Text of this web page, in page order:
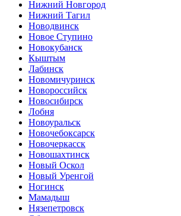
Нижний Новгород
Нижний Тагил
Новодвинск
Новое Ступино
Новокубанск
Кыштым
Лабинск
Новомичуринск
Новороссийск
Новосибирск
Лобня
Новоуральск
Новочебоксарск
Новочеркасск
Новошахтинск
Новый Оскол
Новый Уренгой
Ногинск
Мамадыш
Нязепетровск